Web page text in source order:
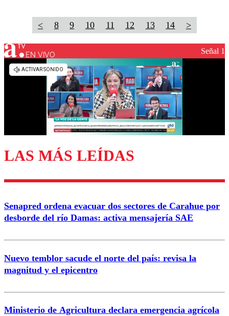
< 8 9 10 11 12 13 14 >
EN VIVO Señal 1
LAS MÁS LEÍDAS
Senapred ordena evacuar dos sectores de Carahue por
desborde del río Damas: activa mensajería SAE
Nuevo temblor sacude el norte del país: revisa la
magnitud y el epicentro
Ministerio de Agricultura declara emergencia agrícola